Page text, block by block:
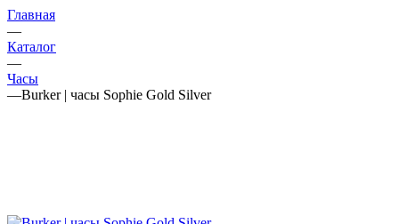
Главная
—
Каталог
—
Часы
—Burker | часы Sophie Gold Silver